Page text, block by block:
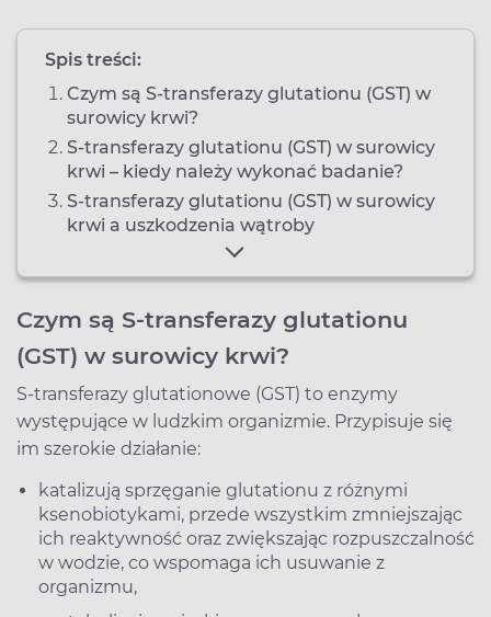
Spis treści:
Czym są S-transferazy glutationu (GST) w
surowicy krwi?
S-transferazy glutationu (GST) w surowicy
krwi – kiedy należy wykonać badanie?
S-transferazy glutationu (GST) w surowicy
krwi a uszkodzenia wątroby
Czym są S-transferazy glutationu
(GST) w surowicy krwi?
S-transferazy glutationowe (GST) to enzymy
występujące w ludzkim organizmie. Przypisuje się
im szerokie działanie:
katalizują sprzęganie glutationu z różnymi
ksenobiotykami, przede wszystkim zmniejszając
ich reaktywność oraz zwiększając rozpuszczalność
w wodzie, co wspomaga ich usuwanie z
organizmu,